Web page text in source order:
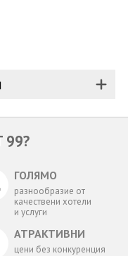
99?
ГОЛЯМО
разнообразие от
качествени хотели
и услуги
АТРАКТИВНИ
цени без конкуренция